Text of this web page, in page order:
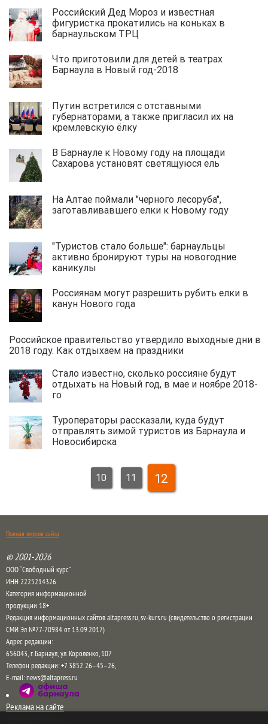
Российский Дед Мороз и известная
фигуристка прокатились на коньках в
барнаульском ТРЦ
Что приготовили для детей в театрах
Барнаула в Новый год-2018
Путин встретился с отставными
губернаторами, а также пригласил их на
кремлевскую ёлку
В Барнауле к Новому году на площади
Сахарова установят светящуюся ель
На Алтае поймали "черного лесоруба",
заготавливавшего елки к Новому году
"Туристов стало больше": барнаульцы
активно бронируют туры на новогодние
каникулы
Россиянам могут разрешить рубить елки в
канун Нового года
Российское правительство утвердило выходные дни в
2018 году. Как отдыхаем на праздники
Стало известно, сколько россияне будут
отдыхать на Новый год, в мае и ноябре 2018-
го
Туроператоры рассказали, куда будут
отправлять зимой туристов из Барнаула и
Новосибирска
10 11 12
Полная версия сайта
© 2001-2026
ООО “Свободный курс”
ИНН 2225214326
Категория информационной
продукции 18+
Редакция информационных сайтов altapress.ru, sv-kurs.ru (свидетельство о регистрации
СМИ Эл №77-70984 от 13.09.2017)
Адрес редакции:
656043,г. Барнаул,ул. Короленко, 107
Телефон редакции:+7 3852 26–45–26,
E-mail:news@altapress.ru
Реклама на сайте